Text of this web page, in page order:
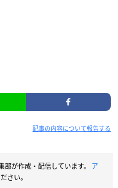
記事の内容について報告する
部が作成・配信しています。 ア
さい。